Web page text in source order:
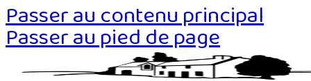
Passer au contenu principal
Passer au pied de page